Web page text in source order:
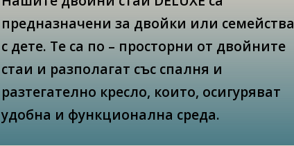
предназначени за двойки или семейства
с дете. Те са по – просторни от двойните
стаи и разполагат със спалня и
разтегателно кресло, които, осигуряват
удобна и функционална среда.